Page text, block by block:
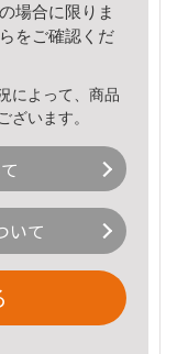
場合に限りま
をご確認くだ
によって、商品
ざいます。
いて